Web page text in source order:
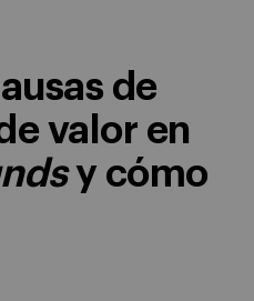
de
valor en
y cómo